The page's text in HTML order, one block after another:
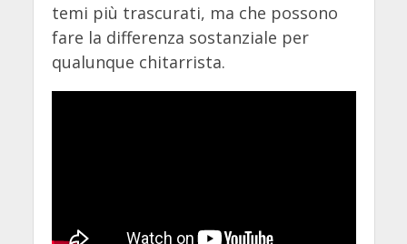
temi più trascurati, ma che possono
fare la differenza sostanziale per
qualunque chitarrista.